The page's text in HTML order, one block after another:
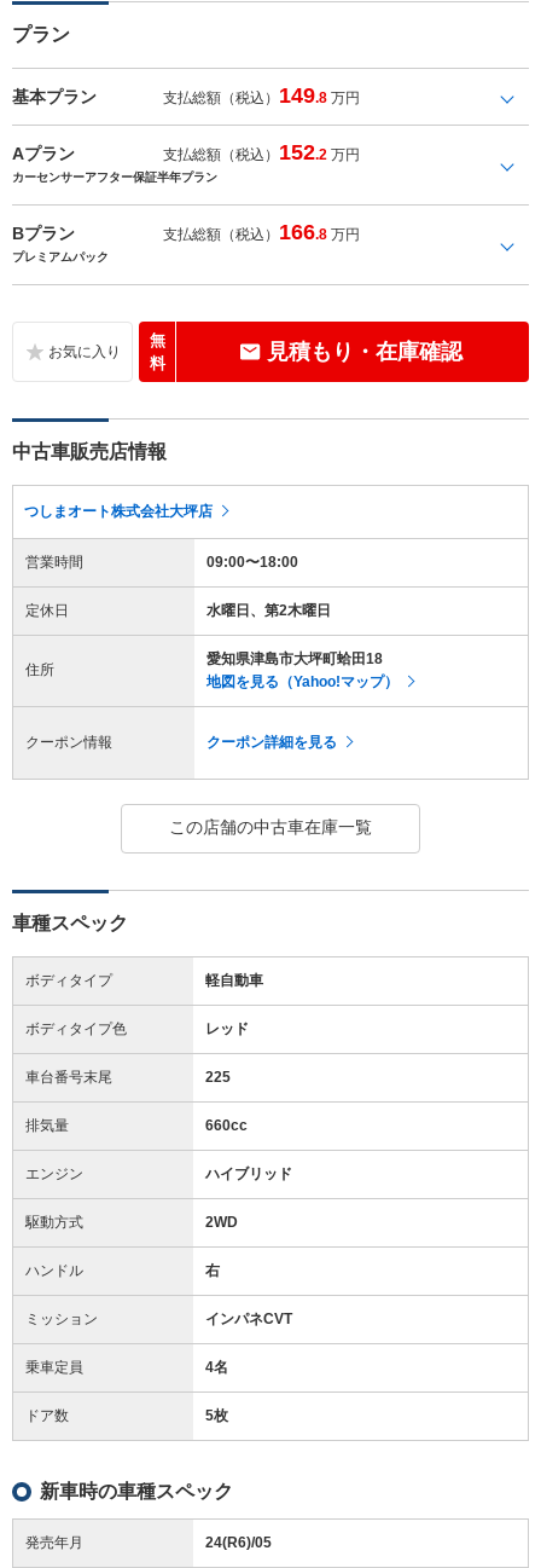
プラン
基本プラン 支払総額（税込） 149.8 万円
Aプラン 支払総額（税込） 152.2 万円
カーセンサーアフター保証半年プラン
Bプラン 支払総額（税込） 166.8 万円
プレミアムパック
無
料
見積もり・在庫確認
中古車販売店情報
つしまオート株式会社大坪店
営業時間 09:00〜18:00
定休日 水曜日、第2木曜日
住所
愛知県津島市大坪町蛤田18
地図を見る（Yahoo!マップ）
クーポン情報 クーポン詳細を見る
この店舗の中古車在庫一覧
車種スペック
ボディタイプ 軽自動車
ボディタイプ色 レッド
車台番号末尾 225
排気量 660cc
エンジン ハイブリッド
駆動方式 2WD
ハンドル 右
ミッション インパネCVT
乗車定員 4名
ドア数 5枚
新車時の車種スペック
発売年月 24(R6)/05